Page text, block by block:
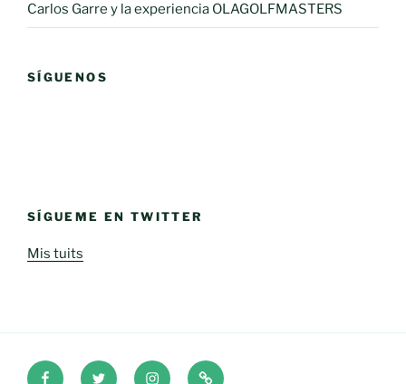
Carlos Garre y la experiencia OLAGOLFMASTERS
SÍGUENOS
SÍGUEME EN TWITTER
Mis tuits
FacebookTwitter InstagramiOne